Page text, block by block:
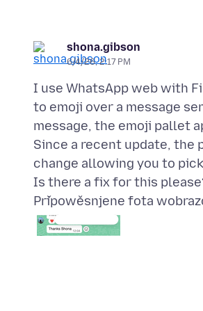
shona.gibson
6/4/26, 2:17 PM
I use WhatsApp web with
to emoji over a message
message, the emoji pallet
Since a recent update,
change allowing you to
Připowěsnjene fota